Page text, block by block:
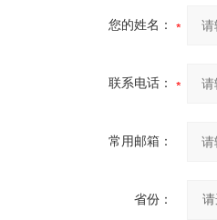
您的姓名：
联系电话：
常用邮箱：
省份：